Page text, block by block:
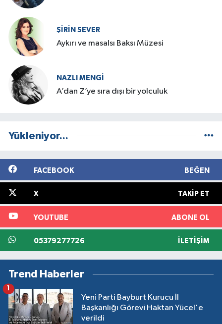
ŞIRIN SEVER
Aykırı ve masalsı Baksı Müzesi
NAZLI MENGI
A’dan Z’ye sıra dışı bir yolculuk
Yükleniyor...
FACEBOOK BEĞEN
X TAKIP ET
YOUTUBE ABONE OL
05379277726 İLETIŞIM
Trend Haberler
Yeni Parti Bayburt Kurucu İl
Başkanlığı Görevi Haktan Yücel'e
verildi
1